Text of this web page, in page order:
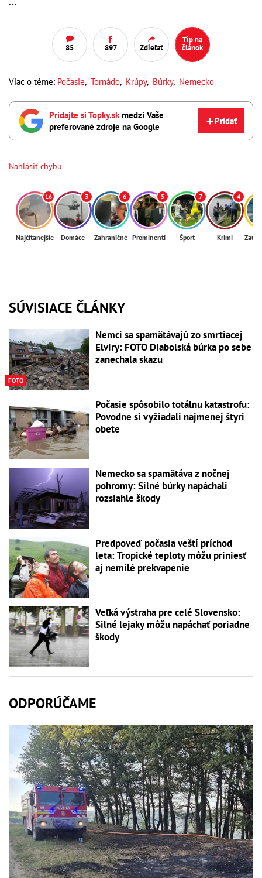
85 897 Zdieľať
Tip na
článok
Viac o téme: Počasie, Tornádo, Krúpy, Búrky, Nemecko
Pridajte si Topky.sk medzi Vaše
preferované zdroje na Google
Pridať
Nahlásiť chybu
16
Najčítanejšie
3
Domáce
6
Zahraničné
5
Prominenti
7
Šport
4
Krimi
SÚVISIACE ČLÁNKY
FOTO
Nemci sa spamätávajú zo smrtiacej
Elviry: FOTO Diabolská búrka po sebe
zanechala skazu
Počasie spôsobilo totálnu katastrofu:
Povodne si vyžiadali najmenej štyri
obete
Nemecko sa spamätáva z nočnej
pohromy: Silné búrky napáchali
rozsiahle škody
Predpoveď počasia veští príchod
leta: Tropické teploty môžu priniesť
aj nemilé prekvapenie
Veľká výstraha pre celé Slovensko:
Silné lejaky môžu napáchať poriadne
škody
ODPORÚČAME